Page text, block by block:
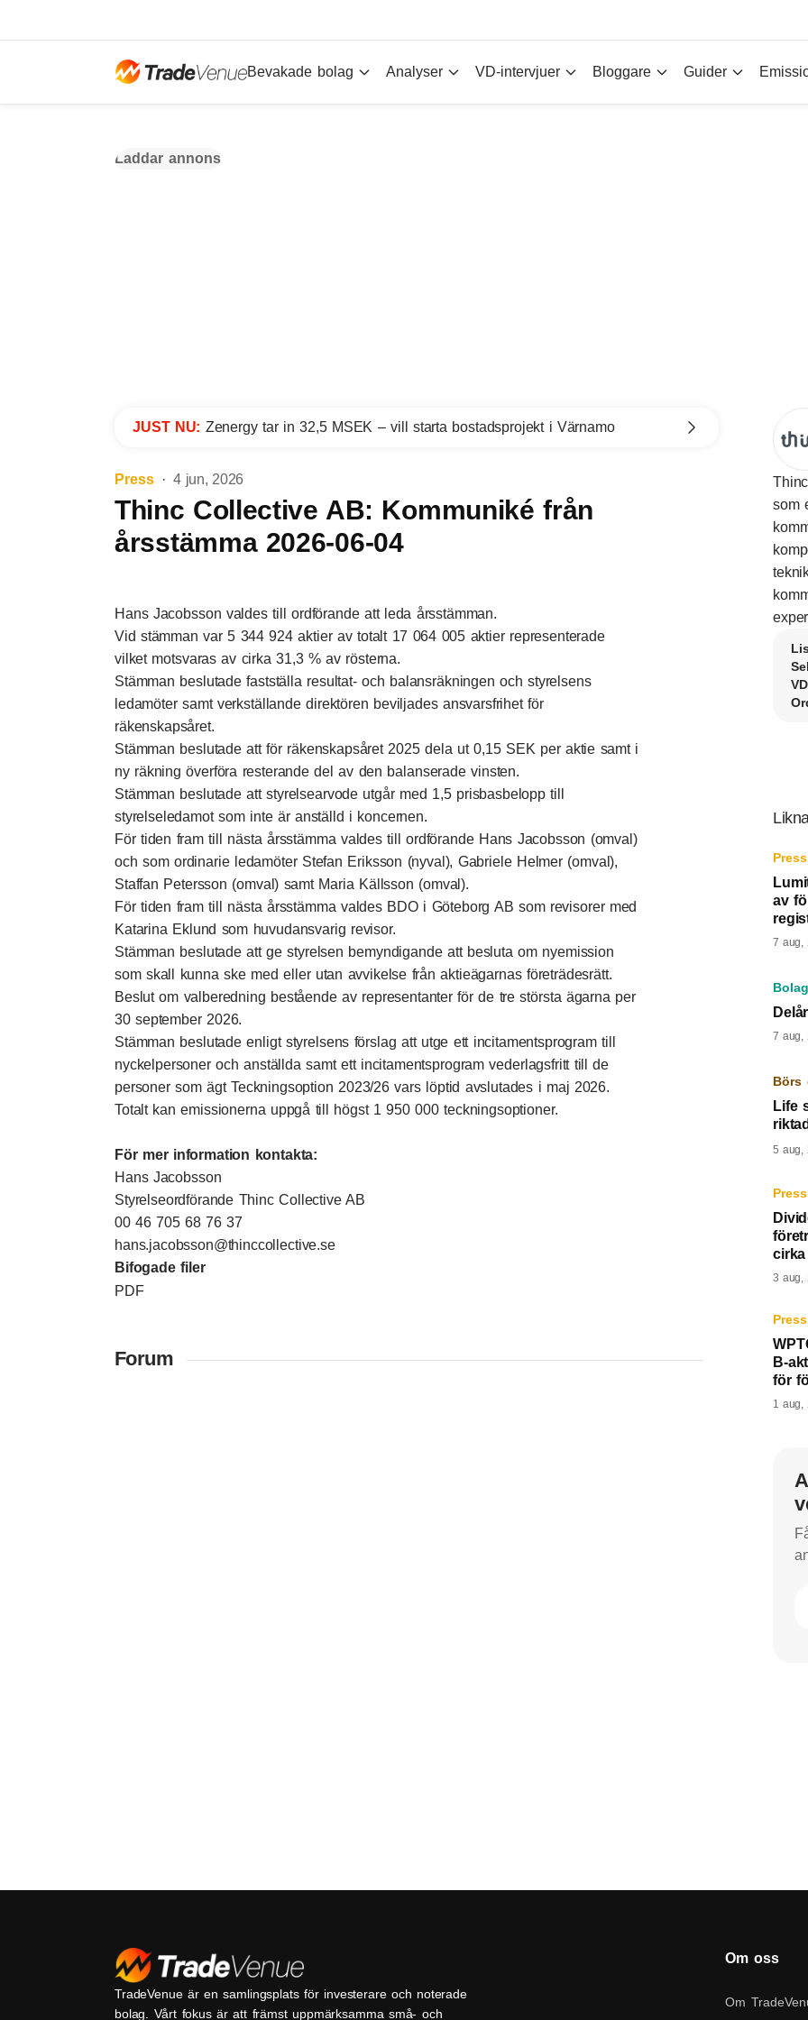
Bevakade bolag Analyser VD-intervjuer Bloggare Guider
Laddar annons
JUST NU: Zenergy tar in 32,5 MSEK – vill starta bostadsprojekt i Värnamo
Press 4 jun, 2026
Thinc Collective AB: Kommuniké från
årsstämma 2026-06-04
Hans Jacobsson valdes till ordförande att leda årsstämman.
Vid stämman var 5 344 924 aktier av totalt 17 064 005 aktier representerade
vilket motsvaras av cirka 31,3 % av rösterna.
Stämman beslutade fastställa resultat- och balansräkningen och styrelsens
ledamöter samt verkställande direktören beviljades ansvarsfrihet för
räkenskapsåret.
Stämman beslutade att för räkenskapsåret 2025 dela ut 0,15 SEK per aktie samt i
ny räkning överföra resterande del av den balanserade vinsten.
Stämman beslutade att styrelsearvode utgår med 1,5 prisbasbelopp till
styrelseledamot som inte är anställd i koncernen.
För tiden fram till nästa årsstämma valdes till ordförande Hans Jacobsson (omval)
och som ordinarie ledamöter Stefan Eriksson (nyval), Gabriele Helmer (omval),
Staffan Petersson (omval) samt Maria Källsson (omval).
För tiden fram till nästa årsstämma valdes BDO i Göteborg AB som revisorer med
Katarina Eklund som huvudansvarig revisor.
Stämman beslutade att ge styrelsen bemyndigande att besluta om nyemission
som skall kunna ske med eller utan avvikelse från aktieägarnas företrädesrätt.
Beslut om valberedning bestående av representanter för de tre största ägarna per
30 september 2026.
Stämman beslutade enligt styrelsens förslag att utge ett incitamentsprogram till
nyckelpersoner och anställda samt ett incitamentsprogram vederlagsfritt till de
personer som ägt Teckningsoption 2023/26 vars löptid avslutades i maj 2026.
Totalt kan emissionerna uppgå till högst 1 950 000 teckningsoptioner.
För mer information kontakta:
Hans Jacobsson
Styrelseordförande Thinc Collective AB
00 46 705 68 76 37
hans.jacobsson@thinccollective.se
Bifogade filer
PDF
Forum
som
VD
Press
av
7 aug,
7 aug,
Börs
Life
5 aug,
Press
cirka
3 aug,
Press
B-
för
1 aug,
TradeVenue är en samlingsplats för investerare och noterade
bolag. Vårt fokus är att främst uppmärksamma små- och
Om oss
Om